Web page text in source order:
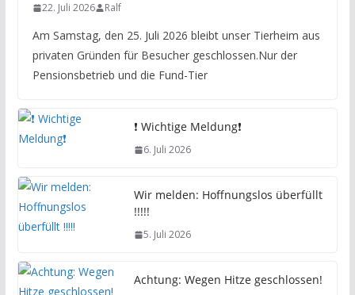
22. Juli 2026 Ralf
Am Samstag, den 25. Juli 2026 bleibt unser Tierheim aus
privaten Gründen für Besucher geschlossen.Nur der
Pensionsbetrieb und die Fund-Tier
❗️ Wichtige Meldung❗️
6. Juli 2026
Wir melden: Hoffnungslos überfüllt
!!!!!
5. Juli 2026
Achtung: Wegen Hitze geschlossen!